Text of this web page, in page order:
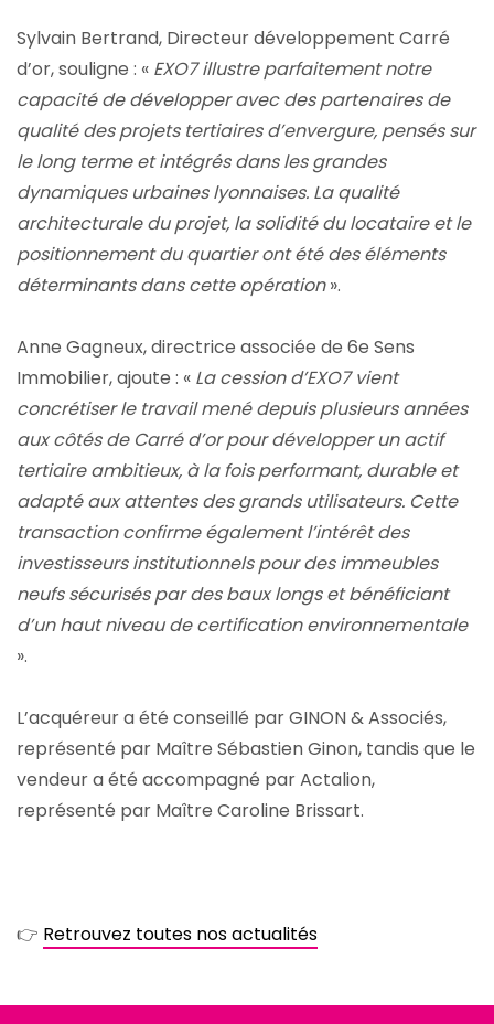
Sylvain Bertrand, Directeur développement Carré
d’or, souligne : « EXO7 illustre parfaitement notre
capacité de développer avec des partenaires de
qualité des projets tertiaires d’envergure, pensés sur
le long terme et intégrés dans les grandes
dynamiques urbaines lyonnaises. La qualité
architecturale du projet, la solidité du locataire et le
positionnement du quartier ont été des éléments
déterminants dans cette opération».
Anne Gagneux, directrice associée de 6e Sens
Immobilier, ajoute : « La cession d’EXO7 vient
concrétiser le travail mené depuis plusieurs années
aux côtés de Carré d’or pour développer un actif
tertiaire ambitieux, à la fois performant, durable et
adapté aux attentes des grands utilisateurs. Cette
transaction confirme également l’intérêt des
investisseurs institutionnels pour des immeubles
neufs sécurisés par des baux longs et bénéficiant
d’un haut niveau de certification environnementale
».
L’acquéreur a été conseillé par GINON & Associés,
représenté par Maître Sébastien Ginon, tandis que le
vendeur a été accompagné par Actalion,
représenté par Maître Caroline Brissart.
👉 Retrouvez toutes nos actualités